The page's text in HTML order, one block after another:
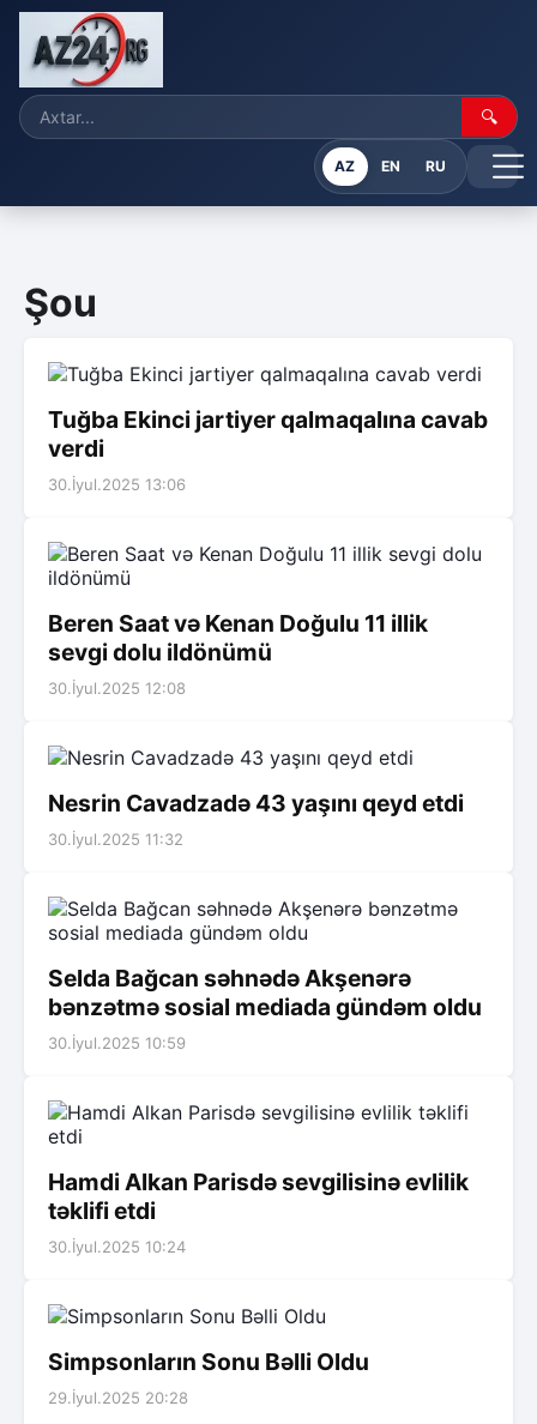
🔍
AZ EN RU
Şou
Tuğba Ekinci jartiyer qalmaqalına cavab
verdi
30.İyul.2025 13:06
Beren Saat və Kenan Doğulu 11 illik
sevgi dolu ildönümü
30.İyul.2025 12:08
Nesrin Cavadzadə 43 yaşını qeyd etdi
30.İyul.2025 11:32
Selda Bağcan səhnədə Akşenərə
bənzətmə sosial mediada gündəm oldu
30.İyul.2025 10:59
Hamdi Alkan Parisdə sevgilisinə evlilik
təklifi etdi
30.İyul.2025 10:24
Simpsonların Sonu Bəlli Oldu
29.İyul.2025 20:28